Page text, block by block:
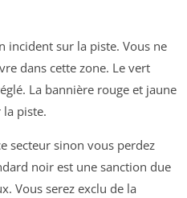
incident sur la piste. Vous ne
dans cette zone. Le vert
La bannière rouge et jaune
la piste.
secteur sinon vous perdez
noir est une sanction due
Vous serez exclu de la